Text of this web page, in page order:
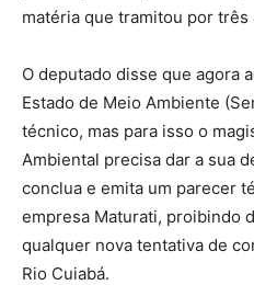
matéria que tramitou por três
O deputado disse que agora
Estado de Meio Ambiente
técnico, mas para isso o
Ambiental precisa dar a sua
conclua e emita um parecer
empresa Maturati, proibindo
qualquer nova tentativa de
Rio Cuiabá.